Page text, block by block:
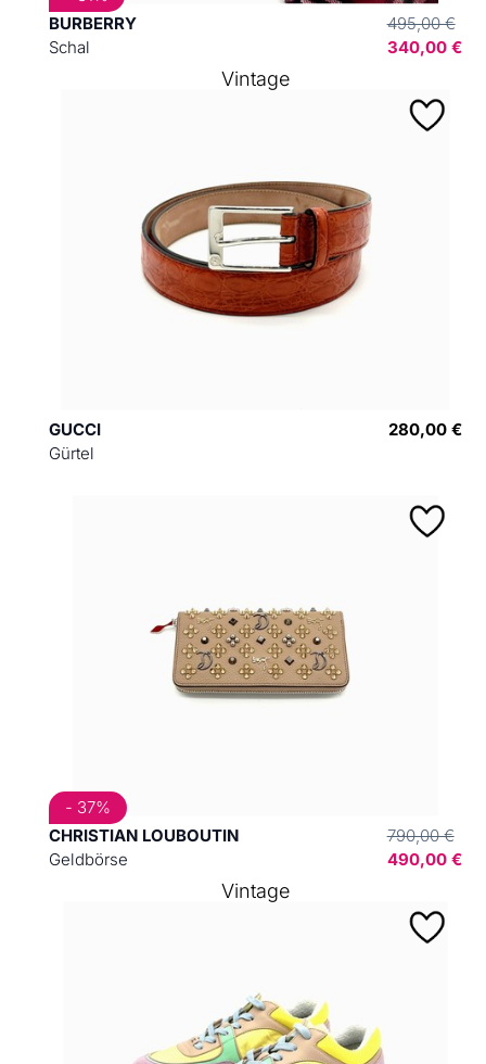
BURBERRY
Schal
495,00 €
340,00 €
GUCCI
Gürtel
280,00 €
Vintage
CHRISTIAN LOUBOUTIN
Geldbörse
790,00 €
490,00 €
- 37%
Vintage